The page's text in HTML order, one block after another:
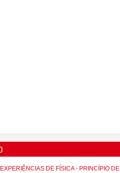
EXPERIÊNCIAS DE FÍSICA - PRINCÍPIO DE